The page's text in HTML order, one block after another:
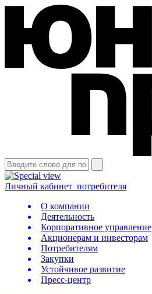
Личный кабинет потребителя
О компании
Деятельность
Корпоративное управление
Акционерам и инвесторам
Потребителям
Закупки
Устойчивое развитие
Пресс-центр